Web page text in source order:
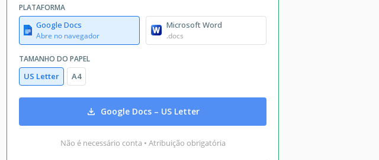
PLATAFORMA
Google Docs
Abre no navegador
Microsoft Word
.docs
TAMANHO DO PAPEL
US Letter A4
Google Docs – US Letter
Não é necessário conta • Atribuição obrigatória